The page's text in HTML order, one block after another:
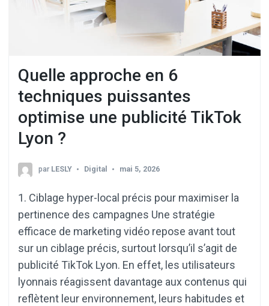
Quelle approche en 6
techniques puissantes
optimise une publicité TikTok
Lyon ?
par LESLY Digital mai 5, 2026
1. Ciblage hyper-local précis pour maximiser la
pertinence des campagnes Une stratégie
efficace de marketing vidéo repose avant tout
sur un ciblage précis, surtout lorsqu’il s’agit de
publicité TikTok Lyon. En effet, les utilisateurs
lyonnais réagissent davantage aux contenus qui
reflètent leur environnement, leurs habitudes et